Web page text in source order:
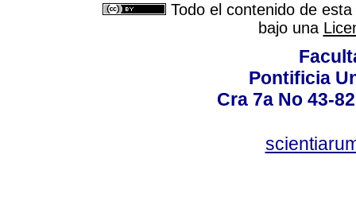
Todo el contenido de
bajo una
Pontificia
Cra 7a No 43-